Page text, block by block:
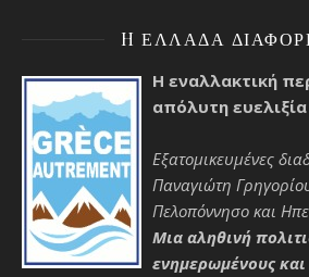
H ΕΛΛΆΔΑ
Η εναλλακτική
απόλυτη
Εξατομικευμένες
Παναγιώτη
Πελοπόννησο και
Μια αληθινή
ενημερωμένους